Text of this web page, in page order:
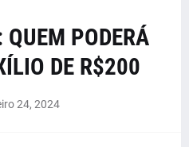
PODERÁ
DE R$200
24, 2024